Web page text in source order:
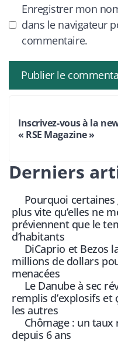
Enregistrer mon
dans le navigateur
commentaire.
Inscrivez-vous à la
« RSE Magazine »
Derniers
Pourquoi certaines
plus vite qu’elles ne
préviennent que le
d’habitants
DiCaprio et Bezos
millions de dollars
menacées
Le Danube à sec
remplis d’explosifs et
les autres
Chômage : un
depuis 6 ans